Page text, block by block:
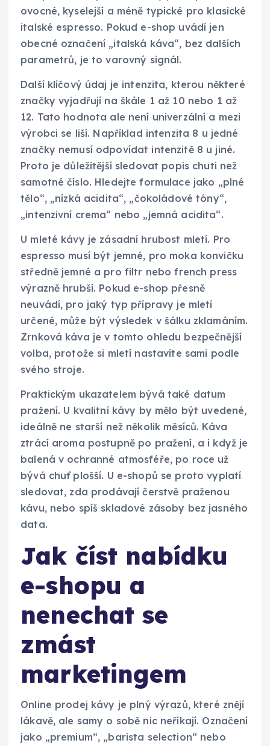
ovocné, kyselejší a méně typické pro klasické
italské espresso. Pokud e-shop uvádí jen
obecné označení „italská káva“, bez dalších
parametrů, je to varovný signál.
Další klíčový údaj je intenzita, kterou některé
značky vyjadřují na škále 1 až 10 nebo 1 až
12. Tato hodnota ale není univerzální a mezi
výrobci se liší. Například intenzita 8 u jedné
značky nemusí odpovídat intenzitě 8 u jiné.
Proto je důležitější sledovat popis chuti než
samotné číslo. Hledejte formulace jako „plné
tělo“, „nízká acidita“, „čokoládové tóny“,
„intenzivní crema“ nebo „jemná acidita“.
U mleté kávy je zásadní hrubost mletí. Pro
espresso musí být jemné, pro moka konvičku
středně jemné a pro filtr nebo french press
výrazně hrubší. Pokud e-shop přesně
neuvádí, pro jaký typ přípravy je mletí
určené, může být výsledek v šálku zklamáním.
Zrnková káva je v tomto ohledu bezpečnější
volba, protože si mletí nastavíte sami podle
svého stroje.
Praktickým ukazatelem bývá také datum
pražení. U kvalitní kávy by mělo být uvedené,
ideálně ne starší než několik měsíců. Káva
ztrácí aroma postupně po pražení, a i když je
balená v ochranné atmosféře, po roce už
bývá chuť plošší. U e-shopů se proto vyplatí
sledovat, zda prodávají čerstvě praženou
kávu, nebo spíš skladové zásoby bez jasného
data.
Jak číst nabídku
e-shopu a
nenechat se
zmást
marketingem
Online prodej kávy je plný výrazů, které znějí
lákavě, ale samy o sobě nic neříkají. Označení
jako „premium“, „barista selection“ nebo